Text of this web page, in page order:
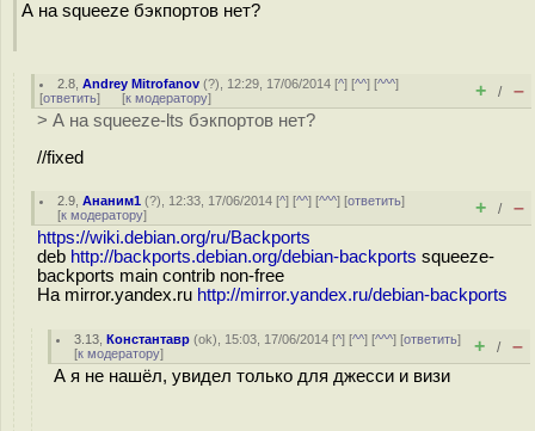
А на squeeze бэкпортов нет?
2.8 ,Andrey Mitrofanov (?), 12:29, 17/06/2014 [^] [^^] [^^^]
[ответить] [к модератору] + / –
> А на squeeze-lts бэкпортов нет?
//fixed
2.9 ,Ананим1 (?), 12:33, 17/06/2014 [^] [^^] [^^^] [ответить]
[к модератору] + / –
https://wiki.debian.org/ru/Backports
deb http://backports.debian.org/debian-backports squeeze-
backports main contrib non-free
На mirror.yandex.ru http://mirror.yandex.ru/debian-backports
3.13 ,Константавр (ok), 15:03, 17/06/2014 [^] [^^] [^^^] [ответить]
[к модератору] + / –
А я не нашёл, увидел только для джесси и визи